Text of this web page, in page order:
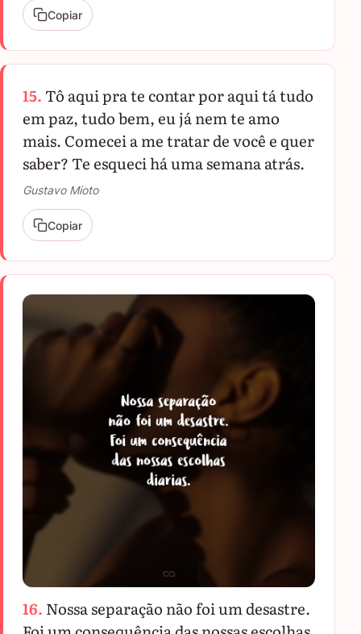
Copiar
15.Tô aqui pra te contar por aqui tá tudo
em paz, tudo bem, eu já nem te amo
mais. Comecei a me tratar de você e quer
saber? Te esqueci há uma semana atrás.
Gustavo Mioto
Copiar
16. Nossa separação não foi um desastre.